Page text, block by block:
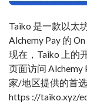
Taiko 是一款以太
Alchemy Pay 的
现在，Taiko 上的
页面访问 Alchemy
家/地区提供的首
https ://taiko.xyz/